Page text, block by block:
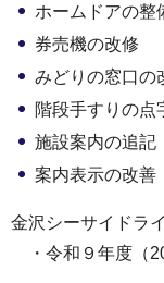
ホームドアの整
券売機の改修
みどりの窓口の
階段手すりの点
施設案内の追記
案内表示の改善
金沢シーサイドラ
・令和９年度（